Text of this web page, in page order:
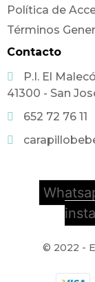
Política de
Términos
Contacto
P.I. El
41300 - San
652 72 76 11
© 2022 -